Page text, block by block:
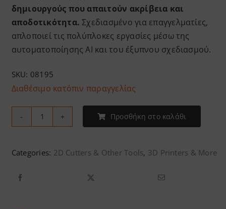
δημιουργούς που απαιτούν ακρίβεια και
αποδοτικότητα. Σχεδιασμένο για επαγγελματίες,
απλοποιεί τις πολύπλοκες εργασίες μέσω της
αυτοματοποίησης AI και του έξυπνου σχεδιασμού.
SKU: 08195
Διαθέσιμο κατόπιν παραγγελίας
xTool
Ultra
Προσθήκη στο καλάθι
Categories: 2D Cutters & Other Tools, 3D Printers & More